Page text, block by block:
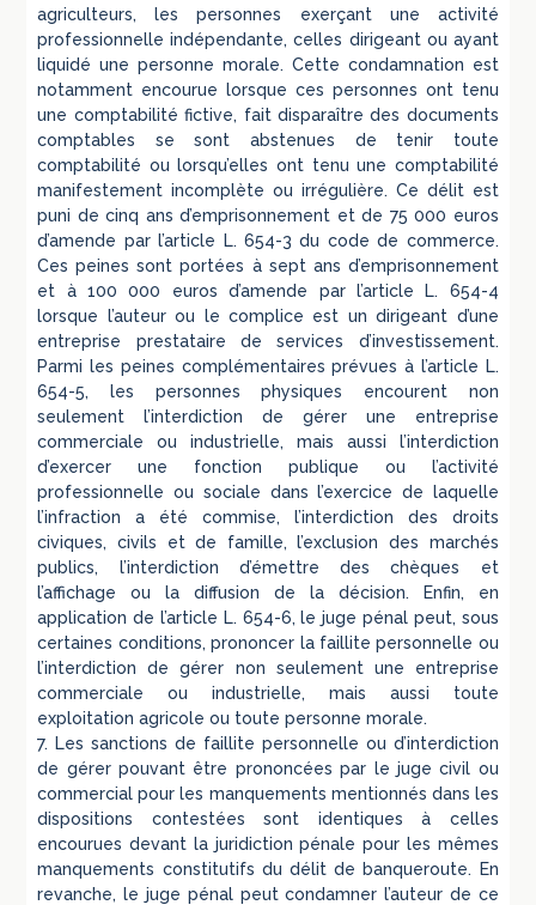
agriculteurs, les personnes exerçant une activité
professionnelle indépendante, celles dirigeant ou ayant
liquidé une personne morale. Cette condamnation est
notamment encourue lorsque ces personnes ont tenu
une comptabilité fictive, fait disparaître des documents
comptables se sont abstenues de tenir toute
comptabilité ou lorsqu’elles ont tenu une comptabilité
manifestement incomplète ou irrégulière. Ce délit est
puni de cinq ans d’emprisonnement et de 75 000 euros
d’amende par l’article L. 654-3 du code de commerce.
Ces peines sont portées à sept ans d’emprisonnement
et à 100 000 euros d’amende par l’article L. 654-4
lorsque l’auteur ou le complice est un dirigeant d’une
entreprise prestataire de services d’investissement.
Parmi les peines complémentaires prévues à l’article L.
654-5, les personnes physiques encourent non
seulement l’interdiction de gérer une entreprise
commerciale ou industrielle, mais aussi l’interdiction
d’exercer une fonction publique ou l’activité
professionnelle ou sociale dans l’exercice de laquelle
l’infraction a été commise, l’interdiction des droits
civiques, civils et de famille, l’exclusion des marchés
publics, l’interdiction d’émettre des chèques et
l’affichage ou la diffusion de la décision. Enfin, en
application de l’article L. 654-6, le juge pénal peut, sous
certaines conditions, prononcer la faillite personnelle ou
l’interdiction de gérer non seulement une entreprise
commerciale ou industrielle, mais aussi toute
exploitation agricole ou toute personne morale.
7. Les sanctions de faillite personnelle ou d’interdiction
de gérer pouvant être prononcées par le juge civil ou
commercial pour les manquements mentionnés dans les
dispositions contestées sont identiques à celles
encourues devant la juridiction pénale pour les mêmes
manquements constitutifs du délit de banqueroute. En
revanche, le juge pénal peut condamner l’auteur de ce